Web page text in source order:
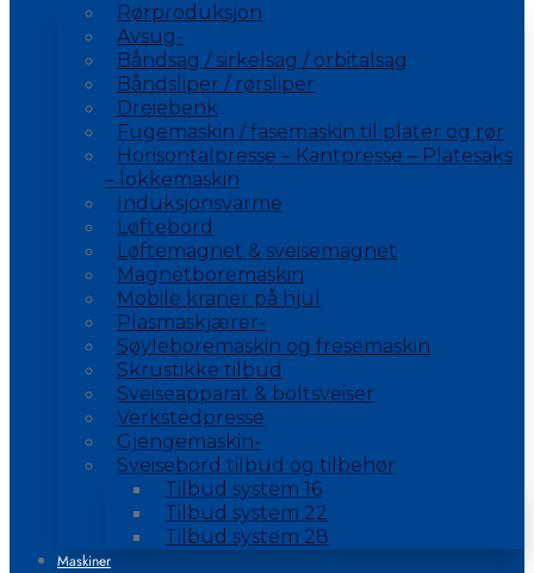
Rørproduksjon
Avsug-
Båndsag / sirkelsag / orbitalsag
Båndsliper / rørsliper
Dreiebenk
Fugemaskin / fasemaskin til plater og rør
Horisontalpresse – Kantpresse – Platesaks
– lokkemaskin
Induksjonsvarme
Løftebord
Løftemagnet & sveisemagnet
Magnetboremaskin
Mobile kraner på hjul
Plasmaskjærer-
Søyleboremaskin og fresemaskin
Skrustikke tilbud
Sveiseapparat & boltsveiser
Verkstedpresse
Gjengemaskin-
Sveisebord tilbud og tilbehør
Tilbud system 16
Tilbud system 22
Tilbud system 28
Maskiner